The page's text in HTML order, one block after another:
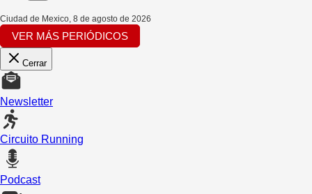
Ciudad de Mexico, 8 de agosto de 2026
VER MÁS PERIÓDICOS
Cerrar
Newsletter
Circuito Running
Podcast